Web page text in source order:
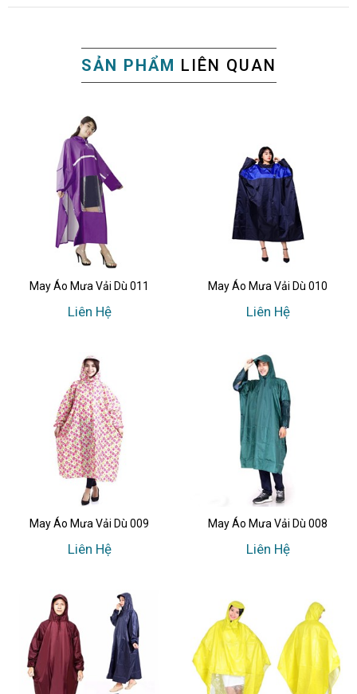
SẢN PHẨM LIÊN QUAN
May Áo Mưa Vải Dù 011
Liên Hệ
May Áo Mưa Vải Dù 010
Liên Hệ
May Áo Mưa Vải Dù 009
Liên Hệ
May Áo Mưa Vải Dù 008
Liên Hệ